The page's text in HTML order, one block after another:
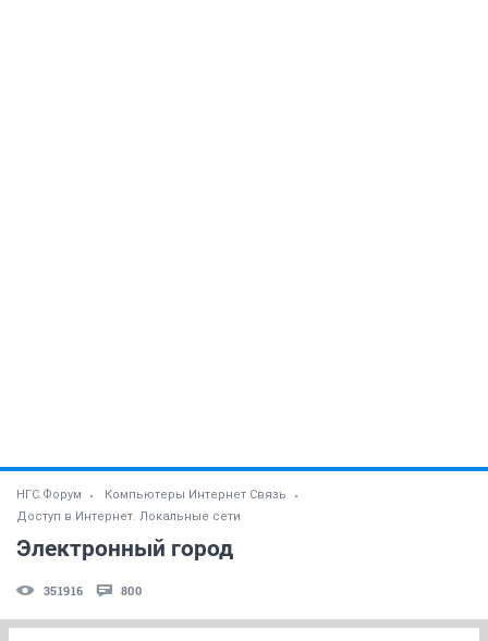
НГС.Форум
Компьютеры Интернет Связь
Доступ в Интернет. Локальные сети
Электронный город
351916 800